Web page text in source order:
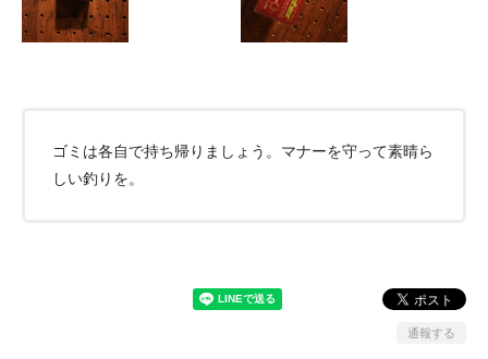
ゴミは各自で持ち帰りましょう。マナーを守って素晴ら
しい釣りを。
通報する